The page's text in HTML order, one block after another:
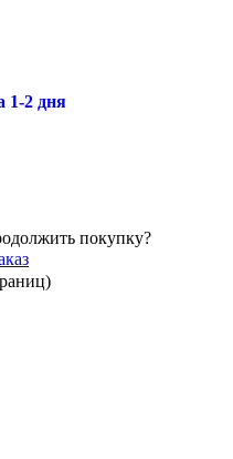
1-2 дня
покупку?